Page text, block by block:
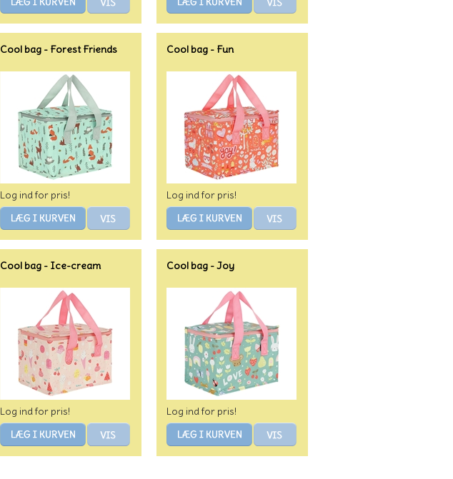
Cool bag - Forest Friends
Log ind for pris!
Cool bag - Fun
Log ind for pris!
Cool bag - Ice-cream
Log ind for pris!
Cool bag - Joy
Log ind for pris!